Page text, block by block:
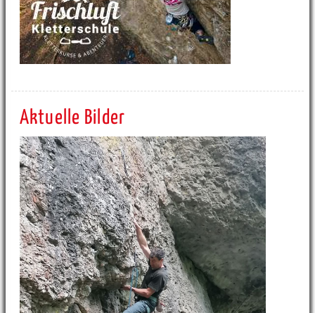
Aktuelle Bilder